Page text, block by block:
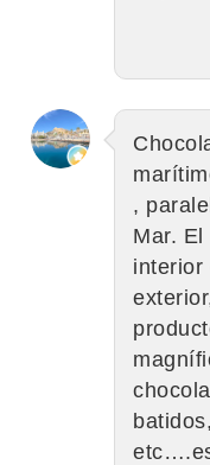
,
Mar.
interior